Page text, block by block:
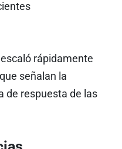
rápidamente
señalan la
de respuesta de las